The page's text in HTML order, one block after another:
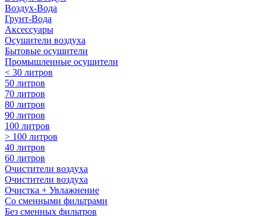
Воздух-Вода
Грунт-Вода
Аксессуары
Осушители воздуха
Бытовые осушители
Промышленные осушители
< 30 литров
50 литров
70 литров
80 литров
90 литров
100 литров
> 100 литров
40 литров
60 литров
Очистители воздуха
Очистители воздуха
Очистка + Увлажнение
Cо сменными фильтрами
Без сменных фильтров